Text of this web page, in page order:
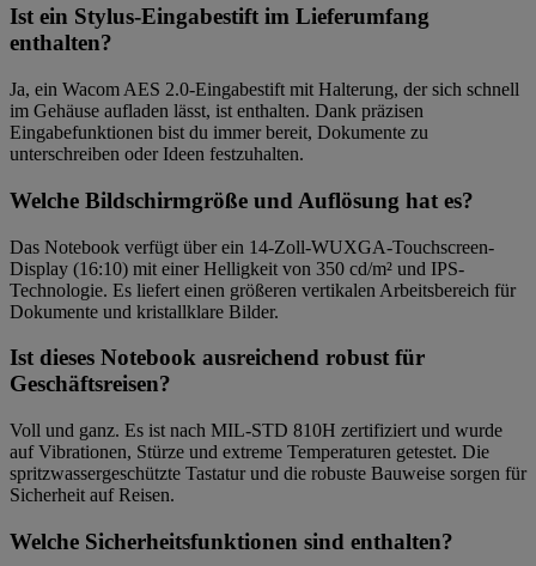
Ist ein Stylus-Eingabestift im Lieferumfang
enthalten?
Ja, ein Wacom AES 2.0-Eingabestift mit Halterung, der sich schnell
im Gehäuse aufladen lässt, ist enthalten. Dank präzisen
Eingabefunktionen bist du immer bereit, Dokumente zu
unterschreiben oder Ideen festzuhalten.
Welche Bildschirmgröße und Auflösung hat es?
Das Notebook verfügt über ein 14-Zoll-WUXGA-Touchscreen-
Display (16:10) mit einer Helligkeit von 350 cd/m² und IPS-
Technologie. Es liefert einen größeren vertikalen Arbeitsbereich für
Dokumente und kristallklare Bilder.
Ist dieses Notebook ausreichend robust für
Geschäftsreisen?
Voll und ganz. Es ist nach MIL-STD 810H zertifiziert und wurde
auf Vibrationen, Stürze und extreme Temperaturen getestet. Die
spritzwassergeschützte Tastatur und die robuste Bauweise sorgen für
Sicherheit auf Reisen.
Welche Sicherheitsfunktionen sind enthalten?